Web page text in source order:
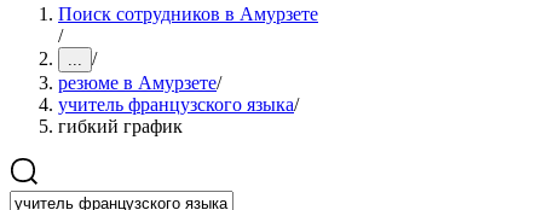
Поиск сотрудников в Амурзете
/
... /
резюме в Амурзете/
учитель французского языка/
гибкий график